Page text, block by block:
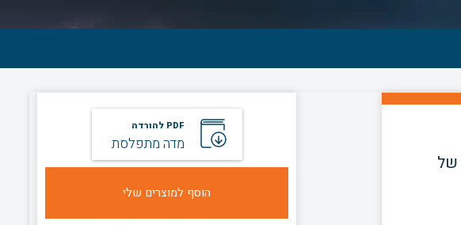
של
PDF להורדה
מדה מתפלסת